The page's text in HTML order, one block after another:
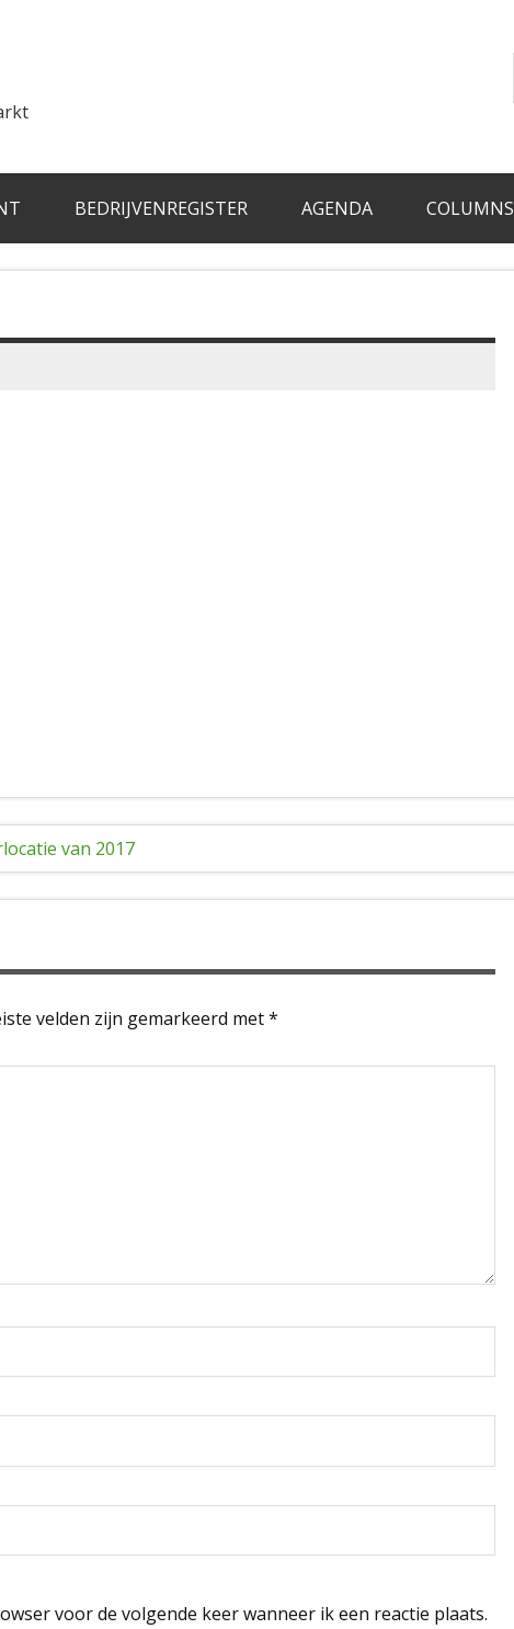
BEDRIJVENREGISTER AGENDA COLUMNS
van 2017
velden zijn gemarkeerd met*
voor de volgende keer wanneer ik een reactie plaats.